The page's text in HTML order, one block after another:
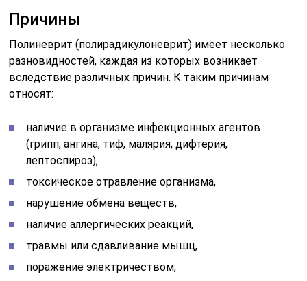
Причины
Полиневрит (полирадикулоневрит) имеет несколько
разновидностей, каждая из которых возникает
вследствие различных причин. К таким причинам
относят:
наличие в организме инфекционных агентов
(грипп, ангина, тиф, малярия, дифтерия,
лептоспироз),
токсическое отравление организма,
нарушение обмена веществ,
наличие аллергических реакций,
травмы или сдавливание мышц,
поражение электричеством,